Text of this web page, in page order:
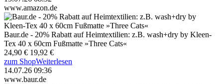
www.amazon.de
Baur.de - 20% Rabatt auf Heimtextilien: z.B. wash+dry by Kleen-
Tex 40 x 60cm Fußmatte »Three Cats«
24,90 € 19,92 €
zum ShopWeiterlesen
14.07.26 09:36
www.baur.de